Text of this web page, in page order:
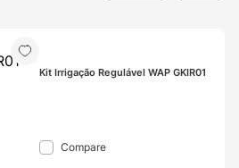
Kit Irrigação Regulável WAP GKIR01
Compare